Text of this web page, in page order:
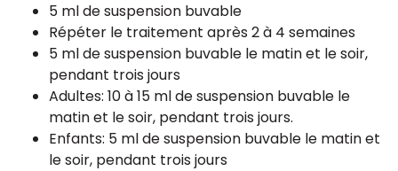
5 ml de suspension buvable
Répéter le traitement après 2 à 4 semaines
5 ml de suspension buvable le matin et le soir,
pendant trois jours
Adultes: 10 à 15 ml de suspension buvable le
matin et le soir, pendant trois jours.
Enfants: 5 ml de suspension buvable le matin et
le soir, pendant trois jours